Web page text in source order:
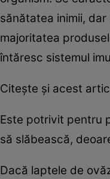
sănătatea inimii,
majoritatea
întăresc sistemul
Citește și acest
Este potrivit pentru
să slăbească,
Dacă laptele de